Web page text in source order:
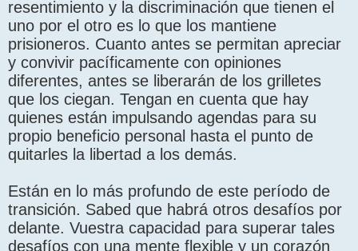
resentimiento y la discriminación que tienen el
uno por el otro es lo que los mantiene
prisioneros. Cuanto antes se permitan apreciar
y convivir pacíficamente con opiniones
diferentes, antes se liberarán de los grilletes
que los ciegan. Tengan en cuenta que hay
quienes están impulsando agendas para su
propio beneficio personal hasta el punto de
quitarles la libertad a los demás.
Están en lo más profundo de este período de
transición. Sabed que habrá otros desafíos por
delante. Vuestra capacidad para superar tales
desafíos con una mente flexible y un corazón